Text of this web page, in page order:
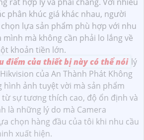
phân khúc giá khác nhau, người
lựa sản phẩm phù hợp với nhu
mình mà không cần phải lo lắng về
khoản tiền lớn.
điểm của thiết bị này có thể nói lý
của An Thành Phát Không
ảnh tuyệt vời mà sản phẩm
sự tương thích cao, độ ổn định và
là những lý do mà Camera
chọn hàng đầu của tôi khi nhu cầu
xuất hiện.